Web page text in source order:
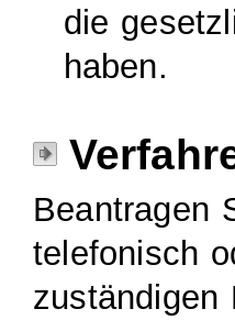
die
haben.
Beantragen
telefonisch
zuständigen